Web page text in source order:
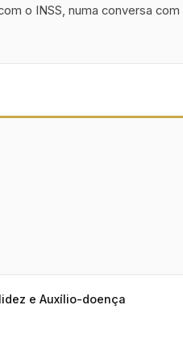
o INSS, numa conversa com
e Auxílio-doença